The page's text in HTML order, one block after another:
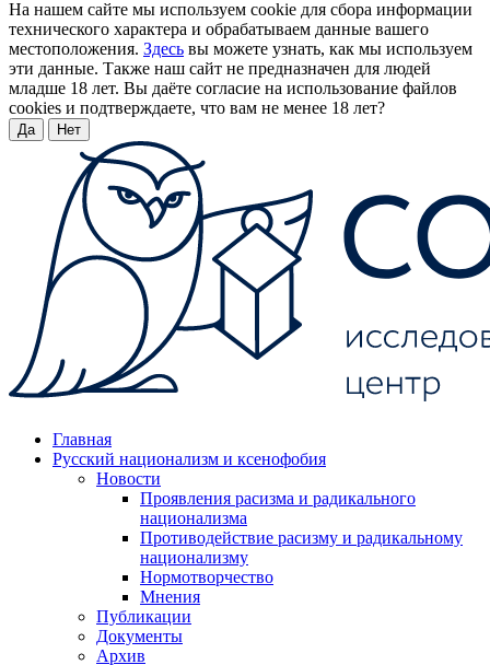
На нашем сайте мы используем cookie для сбора информации
технического характера и обрабатываем данные вашего
местоположения. Здесь вы можете узнать, как мы используем
эти данные. Также наш сайт не предназначен для людей
младше 18 лет. Вы даёте согласие на использование файлов
cookies и подтверждаете, что вам не менее 18 лет?
Да Нет
Главная
Русский национализм и ксенофобия
Новости
Проявления расизма и радикального
национализма
Противодействие расизму и радикальному
национализму
Нормотворчество
Мнения
Публикации
Документы
Архив